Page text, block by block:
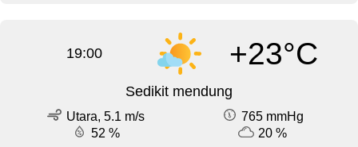
19:00 +23°C
Sedikit mendung
Utara, 5.1 m/s
765 mmHg
52 %
20 %